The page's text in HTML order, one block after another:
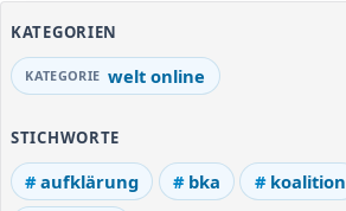
KATEGORIEN
welt online
STICHWORTE
aufklärung bka koalition